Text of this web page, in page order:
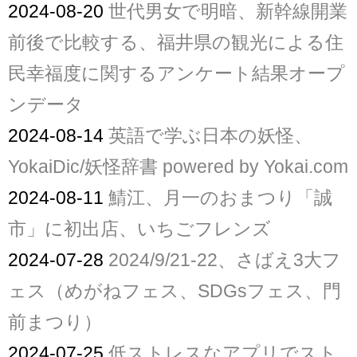
2024-08-20 世代男女で明暗、新幹線開業
前後で比較する、福井県の観光による住
民幸福度に関するアンケート結果オープ
ンデータ
2024-08-14 英語で学ぶ日本の妖怪、
YokaiDic/妖怪辞書 powered by Yokai.com
2024-08-11 鯖江、月一のおまつり「誠
市」に初出店、いちごフレンズ
2024-07-28 2024/9/21-22、さばえ3大フ
ェス（めがねフェス、SDGsフェス、門
前まつり）